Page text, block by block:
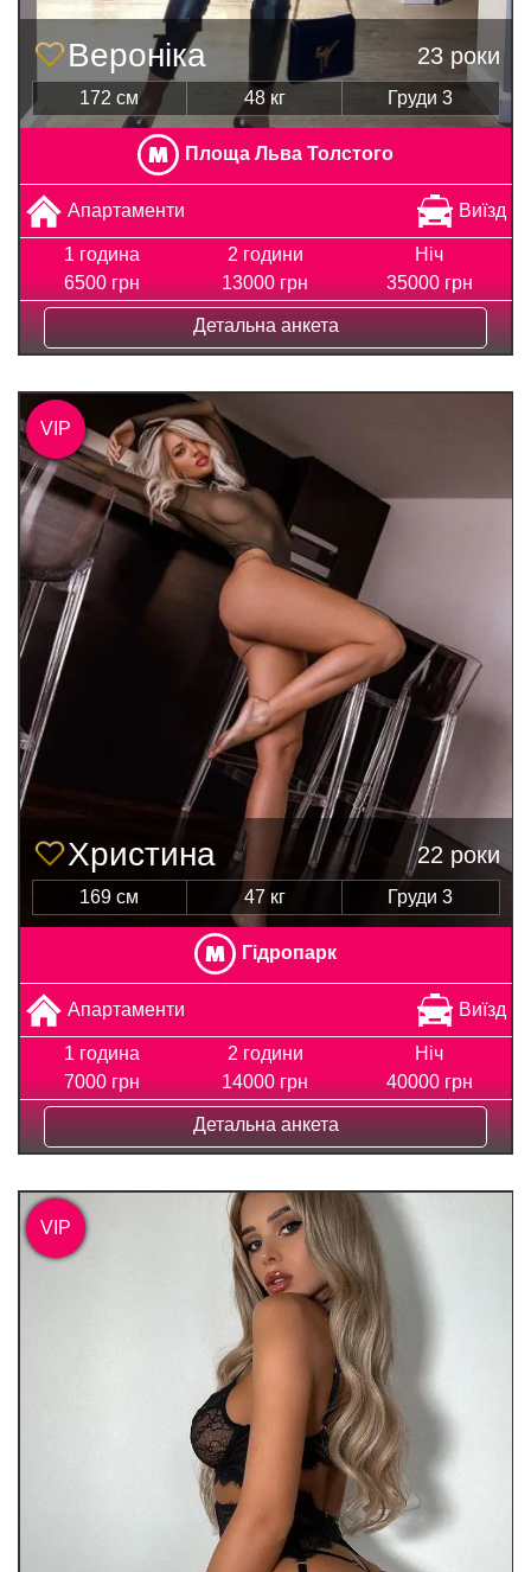
Вероніка 23 роки
172 см 48 кг Груди 3
Площа Льва Толстого
Апартаменти Виїзд
1 година
6500 грн
2 години
13000 грн
Ніч
35000 грн
Детальна анкета
Христина 22 роки
169 см 47 кг Груди 3
Гідропарк
Апартаменти Виїзд
1 година
7000 грн
2 години
14000 грн
Ніч
40000 грн
Детальна анкета
VIP
VIP